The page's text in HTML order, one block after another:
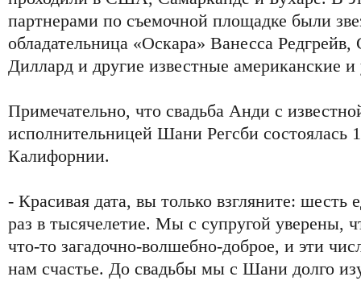
партнерами по съемочной площадке были
обладательница «Оскара» Ванесса
Диллард и другие известные американские и
Примечательно, что свадьба Анди с
исполнительницей Шани Регсби состоялась
Калифорнии.
- Красивая дата, вы только взгляните:
раз в тысячелетие. Мы с супругой уверены,
что-то загадочно-волшебно-доброе, и эти
нам счастье. До свадьбы мы с Шани долго